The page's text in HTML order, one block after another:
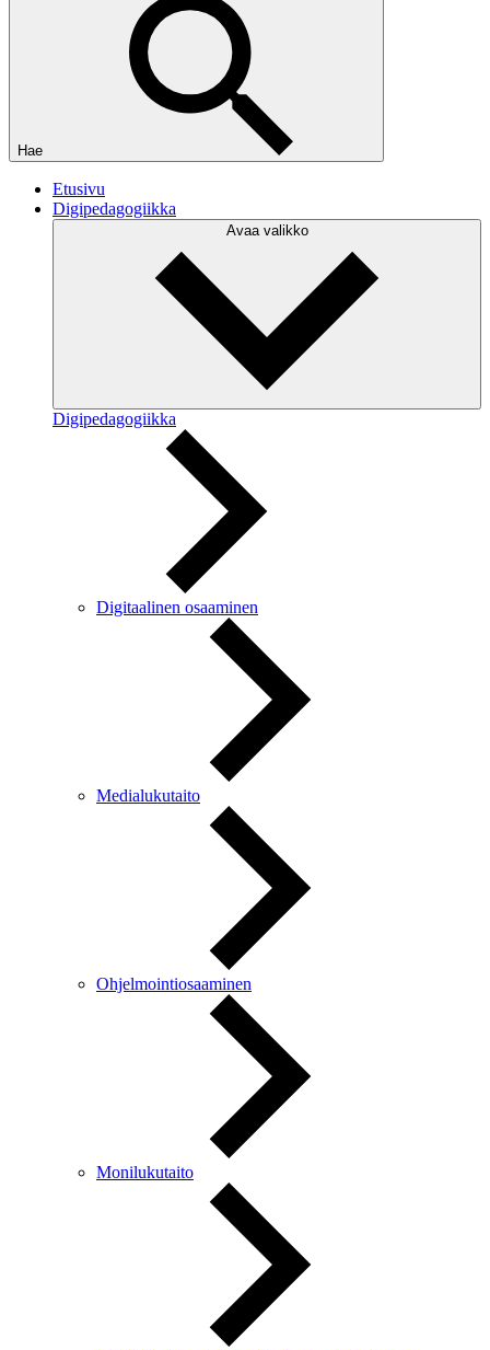
Hae
Etusivu
Digipedagogiikka
Avaa valikko
Digipedagogiikka
Digitaalinen osaaminen
Medialukutaito
Ohjelmointiosaaminen
Monilukutaito